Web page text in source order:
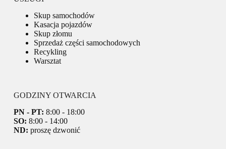
Skup samochodów
Kasacja pojazdów
Skup złomu
Sprzedaż części samochodowych
Recykling
Warsztat
GODZINY OTWARCIA
PN - PT: 8:00 - 18:00
SO: 8:00 - 14:00
ND: proszę dzwonić